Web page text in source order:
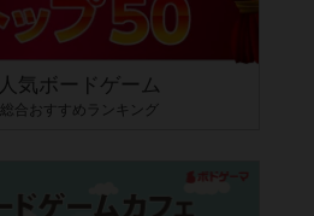
人気ボードゲーム
総合おすすめランキング